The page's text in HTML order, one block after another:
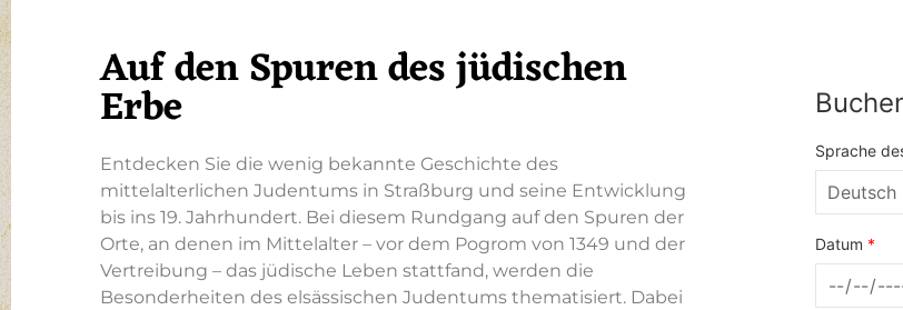
Auf den Spuren des jüdischen
Erbe
Entdecken Sie die wenig bekannte Geschichte des
mittelalterlichen Judentums in Straßburg und seine Entwicklung
bis ins 19. Jahrhundert. Bei diesem Rundgang auf den Spuren der
Orte, an denen im Mittelalter – vor dem Pogrom von 1349 und der
Vertreibung – das jüdische Leben stattfand, werden die
Besonderheiten des elsässischen Judentums thematisiert. Dabei
Sprache
Datum *